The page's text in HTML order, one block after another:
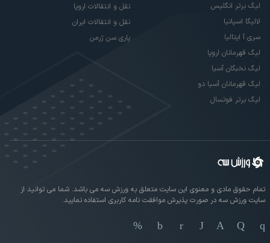
لیگ برتر انگلیس
لالیگا اسپانیا
سری آ ایتالیا
لیگ قهرمانان اروپا
لیگ نخبگان آسیا
لیگ قهرمانان آسیا دو
لیگ برتر فوتسال
نقل و انتقالات اروپا
نقل و انتقالات ایران
پاری سن ژرمن
تمام حقوق مادی و معنوی این سایت متعلق به ورزش سه می باشد. شما می توانید از
سایت ورزش سه در صورت پذیرش موافقت نامه کاربری استفاده نمایید.